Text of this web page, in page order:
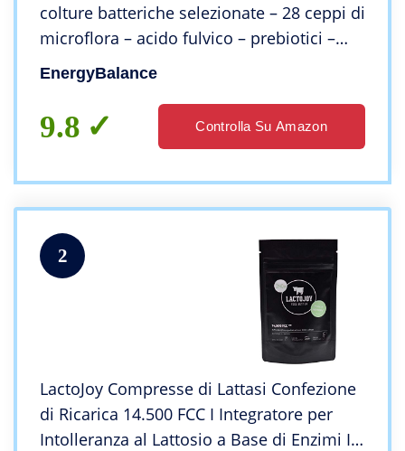
colture batteriche selezionate – 28 ceppi di
microflora – acido fulvico – prebiotici –
vegano – senza lattosio – senza glutine –
60 VegeCaps
EnergyBalance
9.8 Controlla Su Amazon
2
LactoJoy Compresse di Lattasi Confezione
di Ricarica 14.500 FCC I Integratore per
Intolleranza al Lattosio a Base di Enzimi I